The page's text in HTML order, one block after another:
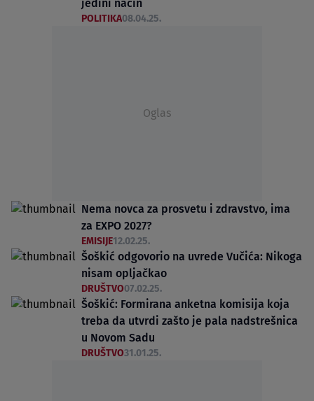
jedini način
POLITIKA08.04.25.
Oglas
Nema novca za prosvetu i zdravstvo, ima
za EXPO 2027?
EMISIJE12.02.25.
Šoškić odgovorio na uvrede Vučića: Nikoga
nisam opljačkao
DRUŠTVO07.02.25.
Šoškić: Formirana anketna komisija koja
treba da utvrdi zašto je pala nadstrešnica
u Novom Sadu
DRUŠTVO31.01.25.